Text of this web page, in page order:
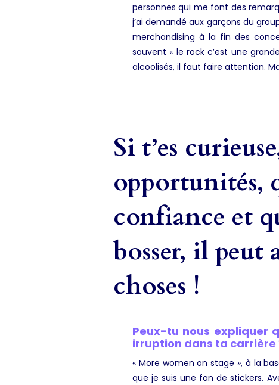
personnes qui me font des
j’ai demandé aux garçons du
merchandising à la fin des
souvent « le rock c’est une
alcoolisés, il faut faire attention.
Si t’es
opportunités,
confiance et
bosser, il peut
choses !
Peux-tu nous expliquer
irruption dans ta carrière
« More women on stage », à la
que je suis une fan de stickers.